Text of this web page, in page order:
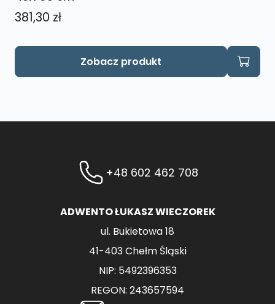
381,30 zł
Zobacz produkt
+48 602 462 708
ADWENTO ŁUKASZ WIECZOREK
ul. Bukietowa 18
41-403 Chełm Śląski
NIP: 5492396353
REGON: 243657594